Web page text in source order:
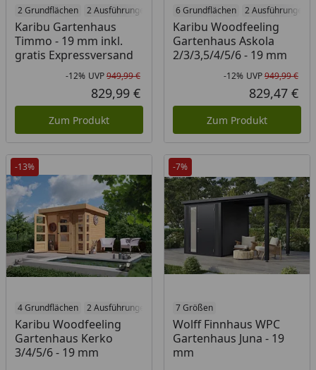
2 Grundflächen 2 Ausführungen
Karibu Gartenhaus
Timmo - 19 mm inkl.
gratis Expressversand
Rabatt in Prozent
-12%
Ursprünglicher Preis
UVP949,99 €
Aktueller Preis
829,99 €
Zum Produkt
6 Grundflächen 2 Ausführungen
Karibu Woodfeeling
Gartenhaus Askola
2/3/3,5/4/5/6 - 19 mm
-12% UVP949,99 €
829,47 €
Zum Produkt
-13%
4 Grundflächen 2 Ausführungen
Karibu Woodfeeling
Gartenhaus Kerko
3/4/5/6 - 19 mm
-7%
7 Größen
Wolff Finnhaus WPC
Gartenhaus Juna - 19
mm